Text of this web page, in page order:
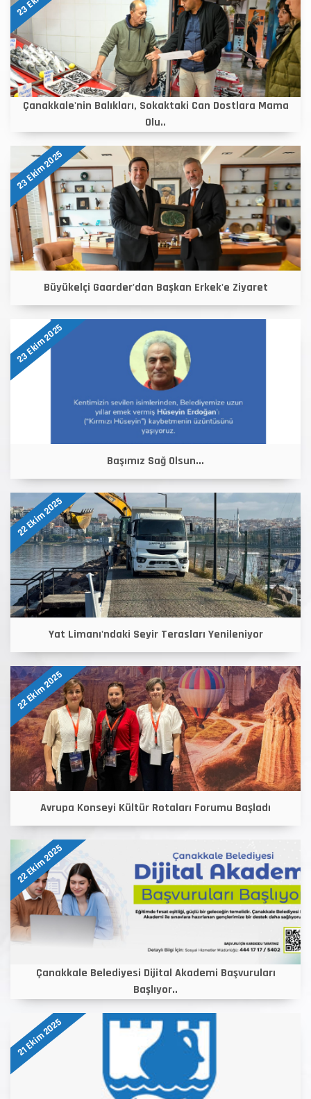
Çanakkale'nin Balıkları, Sokaktaki Can Dostlara Mama
Olu..
23 Ekim 2025
Büyükelçi Gaarder'dan Başkan Erkek'e Ziyaret
23 Ekim 2025
Başımız Sağ Olsun...
22 Ekim 2025
Yat Limanı'ndaki Seyir Terasları Yenileniyor
22 Ekim 2025
Avrupa Konseyi Kültür Rotaları Forumu Başladı
22 Ekim 2025
Çanakkale Belediyesi Dijital Akademi Başvuruları
Başlıyor..
21 Ekim 2025